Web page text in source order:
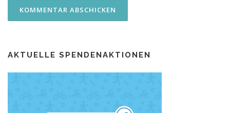
AKTUELLE SPENDENAKTIONEN